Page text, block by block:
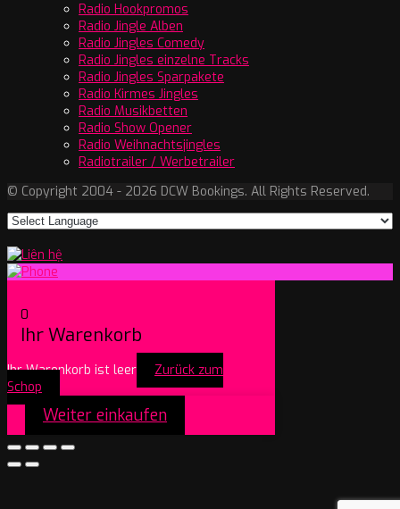
Radio Hookpromos
Radio Jingle Alben
Radio Jingles Comedy
Radio Jingles einzelne Tracks
Radio Jingles Sparpakete
Radio Kirmes Jingles
Radio Musikbetten
Radio Show Opener
Radio Weihnachtsjingles
Radiotrailer / Werbetrailer
© Copyright 2004 - 2026 DCW Bookings. All Rights Reserved.
0
Ihr Warenkorb
Ihr Warenkorb ist leer
Zurück zum
Schop
Weiter einkaufen